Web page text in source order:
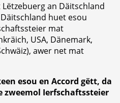
an Däitschland
huet esou
mat
USA, Dänemark,
awer net mat
esou en Accord gëtt, da
zweemol Ierfschaftssteier